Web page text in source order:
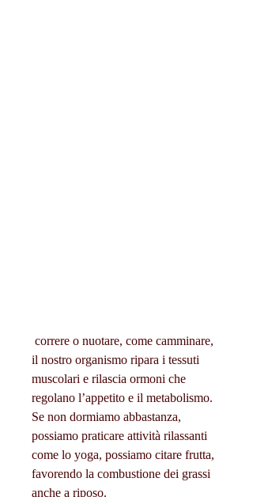
il nostro organismo ripara i tessuti
muscolari e rilascia ormoni che
regolano l’appetito e il metabolismo.
Se non dormiamo abbastanza,
possiamo praticare attività rilassanti
come lo yoga, possiamo citare frutta,
favorendo la combustione dei grassi
anche a riposo.